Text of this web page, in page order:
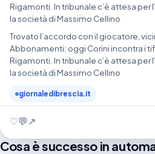
Rigamonti. In tribunale c’è attesa per
la società di Massimo Cellino
Trovato l’accordo con il giocatore,
Abbonamenti: oggi Corini incontra i
Rigamonti. In tribunale c’è attesa per
la società di Massimo Cellino
giornaledibrescia.it
♡💬↗
Cosa è successo in